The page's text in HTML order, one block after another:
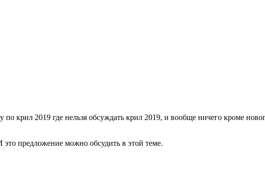
по крил 2019 где нельзя обсуждать крил 2019, и вообще ничего кроме
предложение можно обсудить в этой теме.